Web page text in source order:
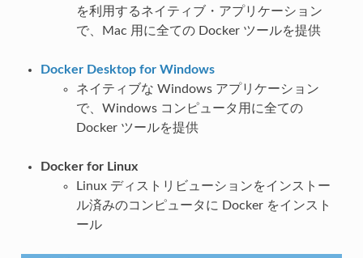
を利用するネイティブ・アプリケーション
で、Mac 用に全ての Docker ツールを提供
Docker Desktop for Windows
ネイティブな Windows アプリケーション
で、Windows コンピュータ用に全ての
Docker ツールを提供
Docker for Linux
Linux ディストリビューションをインストー
ル済みのコンピュータに Docker をインスト
ール